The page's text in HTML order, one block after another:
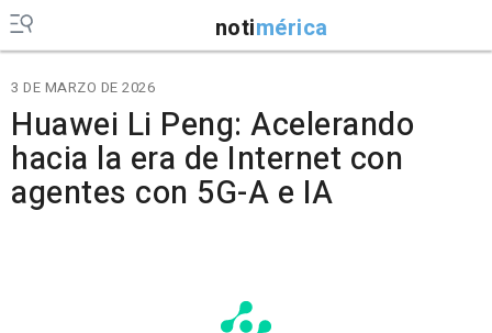
notimérica
3 DE MARZO DE 2026
Huawei Li Peng: Acelerando
hacia la era de Internet con
agentes con 5G-A e IA